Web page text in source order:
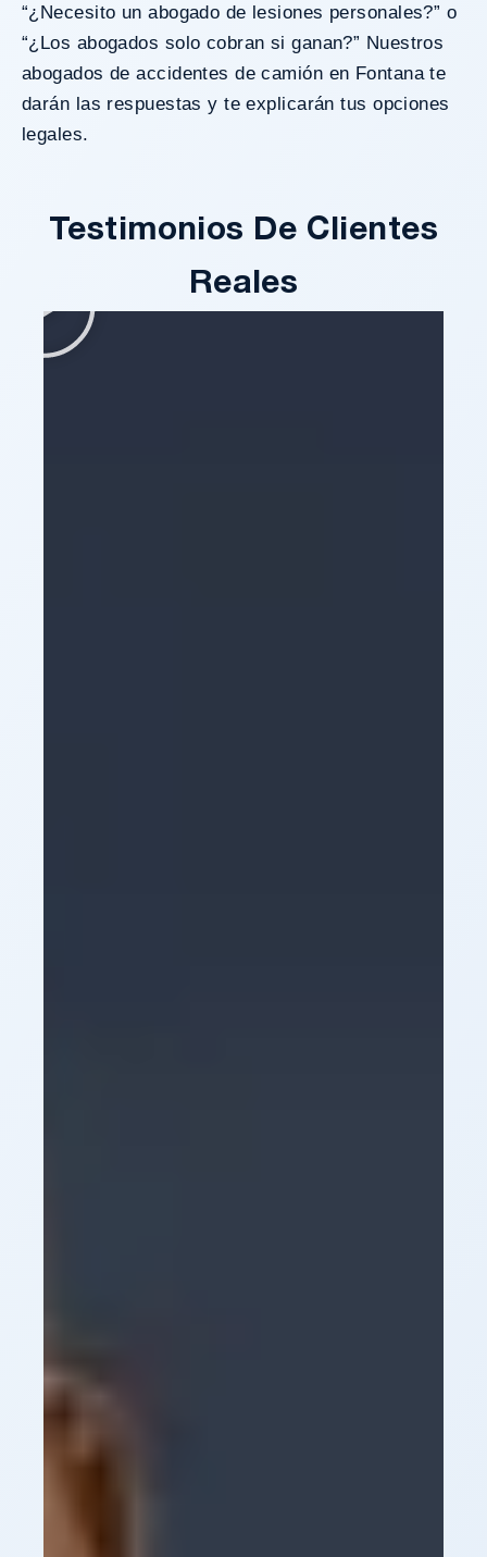
“¿Necesito un abogado de lesiones personales?” o
“¿Los abogados solo cobran si ganan?” Nuestros
abogados de accidentes de camión en Fontana te
darán las respuestas y te explicarán tus opciones
legales.
Testimonios De Clientes
Reales